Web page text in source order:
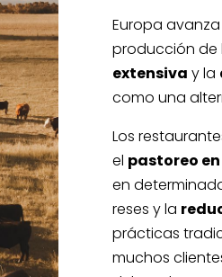
Europa
producción de
extensiva y la
como una
Los
el pastoreo
en
reses y la
prácticas
muchos